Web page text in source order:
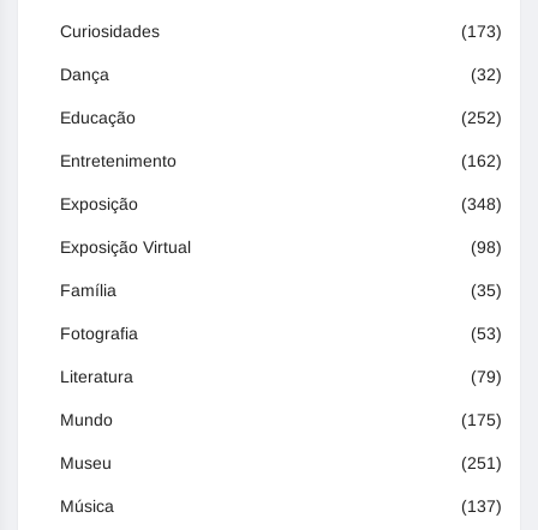
Curiosidades (173)
Dança (32)
Educação (252)
Entretenimento (162)
Exposição (348)
Exposição Virtual (98)
Família (35)
Fotografia (53)
Literatura (79)
Mundo (175)
Museu (251)
Música (137)